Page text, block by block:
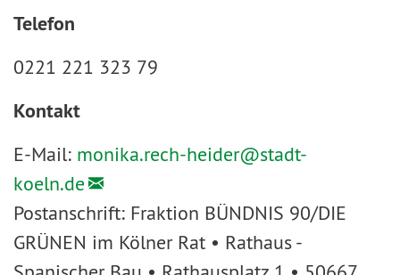
Telefon
0221 221 323 79
Kontakt
E-Mail: monika.rech-heider@stadt-
koeln.de
Postanschrift: Fraktion BÜNDNIS 90/DIE
GRÜNEN im Kölner Rat • Rathaus -